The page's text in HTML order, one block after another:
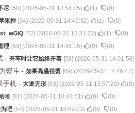
尽 [58] (2026-05-31 13:54:05) (1) (0)
果控 [54] (2026-05-31 14:45:32) (1) (0)
[72] (2026-05-31 13:31:22) (1) (0)
理 [59] (2026-05-31 14:46:15) (0) (0)
- 开车时让它始终开着 [58] (2026-05-31 14:01:58)
熨斗 - 如果高温很烫 [69] (2026-05-31 14:46:47)
手机 - 大道无形 [63] (2026-05-31 15:57:20) (0)
哈 [81] (2026-05-31 18:43:51) (0) (0)
吧 [54] (2026-05-31 18:49:03) (0) (0)